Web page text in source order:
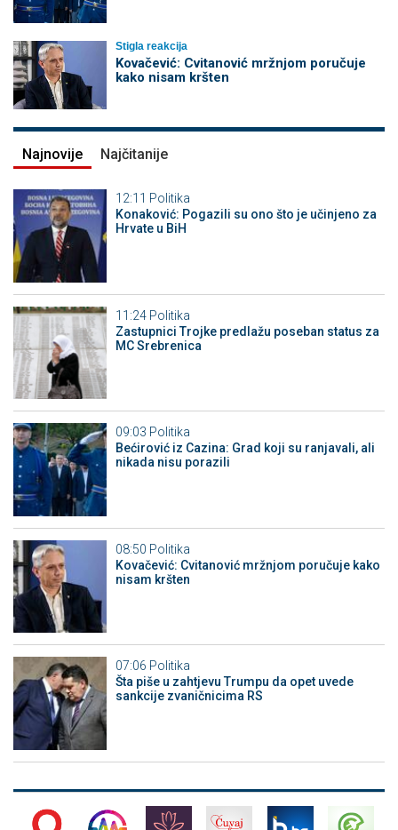
Stigla reakcija
Kovačević: Cvitanović mržnjom poručuje
kako nisam kršten
Najnovije Najčitanije
12:11 Politika
Konaković: Pogazili su ono što je učinjeno za
Hrvate u BiH
11:24 Politika
Zastupnici Trojke predlažu poseban status za
MC Srebrenica
09:03 Politika
Bećirović iz Cazina: Grad koji su ranjavali, ali
nikada nisu porazili
08:50 Politika
Kovačević: Cvitanović mržnjom poručuje kako
nisam kršten
07:06 Politika
Šta piše u zahtjevu Trumpu da opet uvede
sankcije zvaničnicima RS